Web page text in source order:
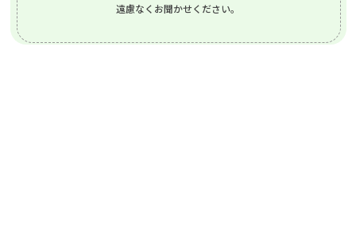
遠慮なくお聞かせください。